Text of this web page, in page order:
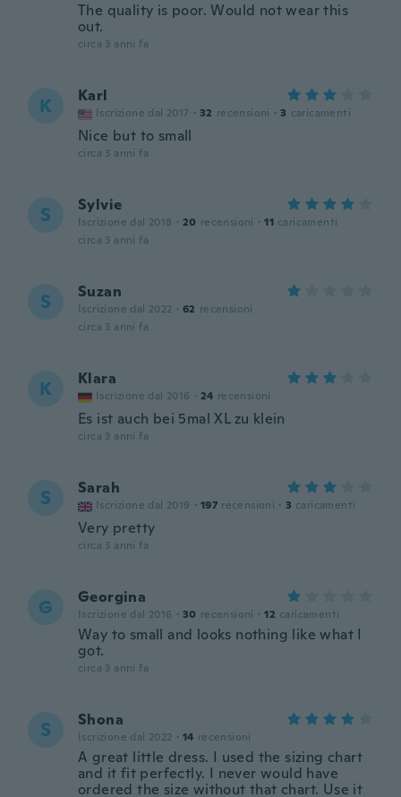
The quality is poor. Would not wear this
out.
circa 3 anni fa
K Karl
Iscrizione dal 2017 · 32 recensioni · 3 caricamenti
Nice but to small
circa 3 anni fa
S Sylvie
Iscrizione dal 2018 · 20 recensioni · 11 caricamenti
circa 3 anni fa
S Suzan
Iscrizione dal 2022 · 62 recensioni
circa 3 anni fa
K Klara
Iscrizione dal 2016 · 24 recensioni
Es ist auch bei 5mal XL zu klein
circa 3 anni fa
S Sarah
Iscrizione dal 2019 · 197 recensioni · 3 caricamenti
Very pretty
circa 3 anni fa
G Georgina
Iscrizione dal 2016 · 30 recensioni · 12 caricamenti
Way to small and looks nothing like what I
got.
circa 3 anni fa
S Shona
Iscrizione dal 2022 · 14 recensioni
A great little dress. I used the sizing chart
and it fit perfectly. I never would have
ordered the size without that chart. Use it